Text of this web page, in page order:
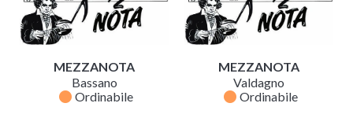
MEZZANOTA
Bassano
fiber_manual_record Ordinabile
MEZZANOTA
Valdagno
fiber_manual_record Ordinabile